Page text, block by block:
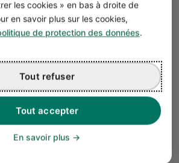
les cookies » en bas à droite de
en savoir plus sur les cookies,
de protection des données.
Tout accepter
Tout refuser
En savoir plus
président
Limitation de
associés
Possibilité
d'émettre des
actions ou des
parts sociales
Plus
plus
Besoin de
capitaux